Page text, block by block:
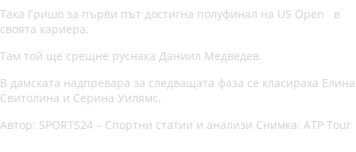
Така Гришо за първи път достигна полуфинал на US Open в
своята кариера.
Там той ще срещне руснака Даниил Медведев.
В дамската надпревара за следващата фаза се класираха Елина
Свитолина и Серина Уилямс.
Автор: SPORTS24 – Спортни статии и анализи Снимка: ATP Tour